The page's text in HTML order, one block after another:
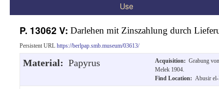
Use
P. 13062 V: Darlehen mit Zinszahlung durch
Persistent URL https://berlpap.smb.museum/03613/
Material: Papyrus Acquisition: Grabung
Melek 1904.
Find Location: Abusir